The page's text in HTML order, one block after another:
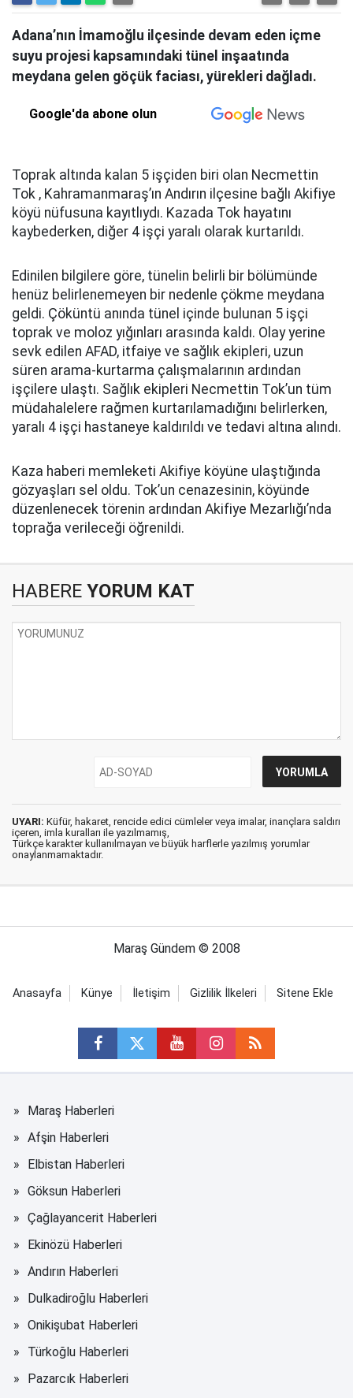
Adana’nın İmamoğlu ilçesinde devam eden içme
suyu projesi kapsamındaki tünel inşaatında
meydana gelen göçük faciası, yürekleri dağladı.
Google'da abone olun
Toprak altında kalan 5 işçiden biri olan Necmettin
Tok , Kahramanmaraş’ın Andırın ilçesine bağlı Akifiye
köyü nüfusuna kayıtlıydı. Kazada Tok hayatını
kaybederken, diğer 4 işçi yaralı olarak kurtarıldı.
Edinilen bilgilere göre, tünelin belirli bir bölümünde
henüz belirlenemeyen bir nedenle çökme meydana
geldi. Çöküntü anında tünel içinde bulunan 5 işçi
toprak ve moloz yığınları arasında kaldı. Olay yerine
sevk edilen AFAD, itfaiye ve sağlık ekipleri, uzun
süren arama-kurtarma çalışmalarının ardından
işçilere ulaştı. Sağlık ekipleri Necmettin Tok’un tüm
müdahalelere rağmen kurtarılamadığını belirlerken,
yaralı 4 işçi hastaneye kaldırıldı ve tedavi altına alındı.
Kaza haberi memleketi Akifiye köyüne ulaştığında
gözyaşları sel oldu. Tok’un cenazesinin, köyünde
düzenlenecek törenin ardından Akifiye Mezarlığı’nda
toprağa verileceği öğrenildi.
HABERE YORUM KAT
UYARI: Küfür, hakaret, rencide edici cümleler veya imalar, inançlara saldırı
içeren, imla kuralları ile yazılmamış,
Türkçe karakter kullanılmayan ve büyük harflerle yazılmış yorumlar
onaylanmamaktadır.
Maraş Gündem © 2008
Anasayfa Künye İletişim Gizlilik İlkeleri Sitene Ekle
Maraş Haberleri
Afşin Haberleri
Elbistan Haberleri
Göksun Haberleri
Çağlayancerit Haberleri
Ekinözü Haberleri
Andırın Haberleri
Dulkadiroğlu Haberleri
Onikişubat Haberleri
Türkoğlu Haberleri
Pazarcık Haberleri